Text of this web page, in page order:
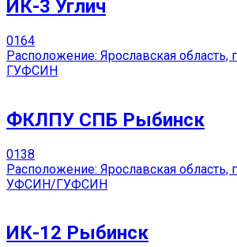
ИК-3 Углич
0164
Расположение: Ярославская
ГУФСИН
ФКЛПУ СПБ Рыбинск
0138
Расположение: Ярославская область,
УФСИН/ГУФСИН
ИК-12 Рыбинск